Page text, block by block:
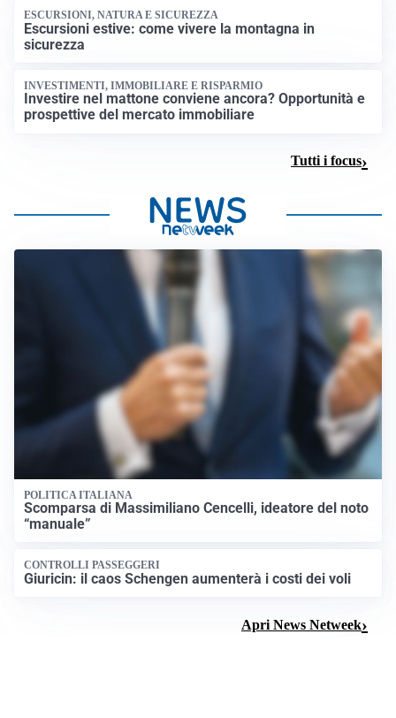
ESCURSIONI, NATURA E SICUREZZA
Escursioni estive: come vivere la montagna in
sicurezza
INVESTIMENTI, IMMOBILIARE E RISPARMIO
Investire nel mattone conviene ancora? Opportunità e
prospettive del mercato immobiliare
Tutti i focus
POLITICA ITALIANA
Scomparsa di Massimiliano Cencelli, ideatore del noto
“manuale”
CONTROLLI PASSEGGERI
Giuricin: il caos Schengen aumenterà i costi dei voli
Apri News Netweek